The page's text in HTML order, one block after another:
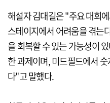
해설자 김대길은 "주요 대회
스테이지에서 어려움을 겪는
을 회복할 수 있는 가능성이
한 과제이며, 미드필드에서
다"고 말했다.